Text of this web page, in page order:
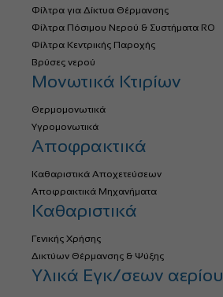
Φίλτρα για Δίκτυα Θέρμανσης
Φίλτρα Πόσιμου Νερού & Συστήματα RO
Φίλτρα Κεντρικής Παροχής
Βρύσες νερού
Μονωτικά Κτιρίων
Θερμομονωτικά
Υγρομονωτικά
Αποφρακτικά
Καθαριστικά Αποχετεύσεων
Αποφρακτικά Μηχανήματα
Καθαριστικά
Γενικής Χρήσης
Δικτύων Θέρμανσης & Ψύξης
Υλικά Εγκ/σεων αερίου